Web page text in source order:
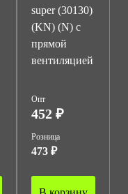
super (30130)
(KN) (N) с
прямой
вентиляцией
Опт
452 ₽
Розница
473 ₽